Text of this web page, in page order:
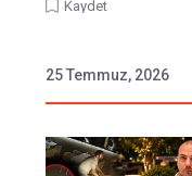
Kaydet
25 Temmuz, 2026